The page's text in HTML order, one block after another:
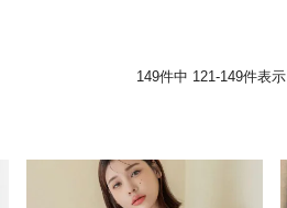
149件中 121-149件表示